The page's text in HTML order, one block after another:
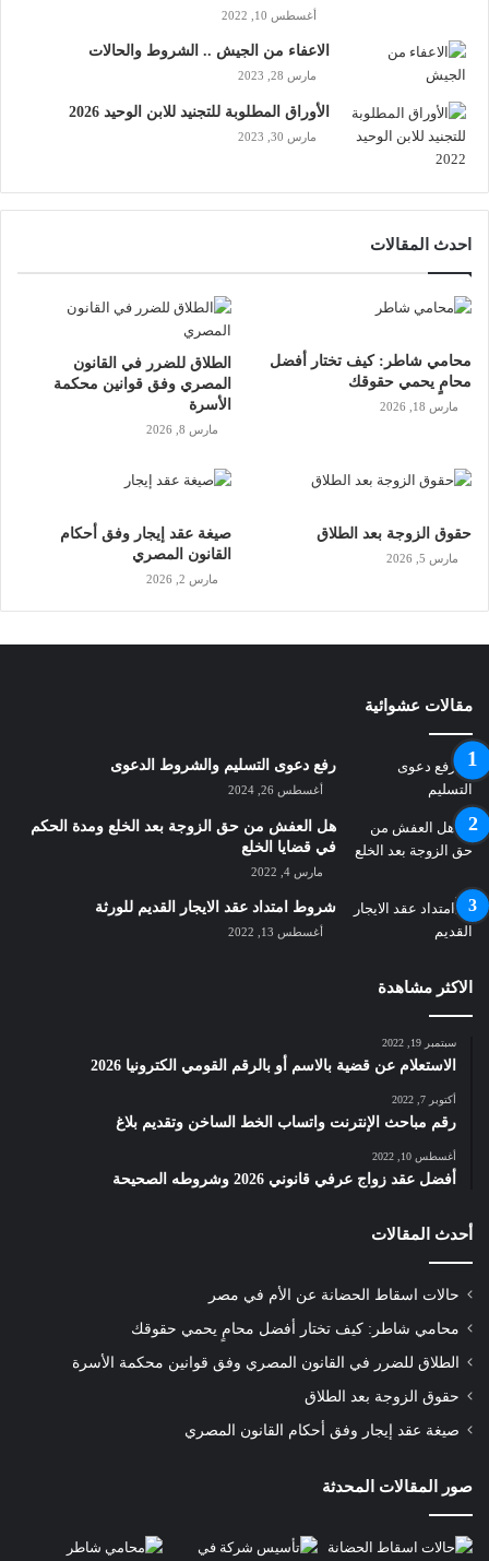
أغسطس 10, 2022
الاعفاء من الجيش .. الشروط والحالات
مارس 28, 2023
الأوراق المطلوبة للتجنيد للابن الوحيد 2026
مارس 30, 2023
احدث المقالات
محامي شاطر: كيف تختار أفضل
محامٍ يحمي حقوقك
مارس 18, 2026
الطلاق للضرر في القانون
المصري وفق قوانين محكمة
الأسرة
مارس 8, 2026
حقوق الزوجة بعد الطلاق
مارس 5, 2026
صيغة عقد إيجار وفق أحكام
القانون المصري
مارس 2, 2026
مقالات عشوائية
رفع دعوى التسليم والشروط الدعوى
أغسطس 26, 2024
هل العفش من حق الزوجة بعد الخلع ومدة الحكم
في قضايا الخلع
مارس 4, 2022
شروط امتداد عقد الايجار القديم للورثة
أغسطس 13, 2022
الاكثر مشاهدة
سبتمبر 19, 2022
الاستعلام عن قضية بالاسم أو بالرقم القومي الكترونيا 2026
أكتوبر 7, 2022
رقم مباحث الإنترنت واتساب الخط الساخن وتقديم بلاغ
أغسطس 10, 2022
أفضل عقد زواج عرفي قانوني 2026 وشروطه الصحيحة
أحدث المقالات
حالات اسقاط الحضانة عن الأم في مصر
محامي شاطر: كيف تختار أفضل محامٍ يحمي حقوقك
الطلاق للضرر في القانون المصري وفق قوانين محكمة الأسرة
حقوق الزوجة بعد الطلاق
صيغة عقد إيجار وفق أحكام القانون المصري
صور المقالات المحدثة